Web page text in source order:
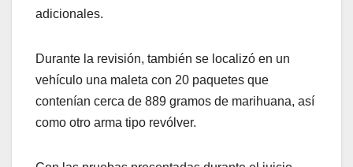
adicionales.
Durante la revisión, también se localizó en un
vehículo una maleta con 20 paquetes que
contenían cerca de 889 gramos de marihuana, así
como otro arma tipo revólver.